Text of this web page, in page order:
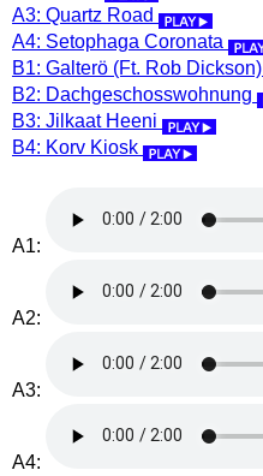
A3: Quartz Road
A4: Setophaga Coronata
B1: Galterö (Ft. Rob Dickson)
B2: Dachgeschosswohnung
B3: Jilkaat Heeni
B4: Korv Kiosk
A1:
A2:
A3:
A4: